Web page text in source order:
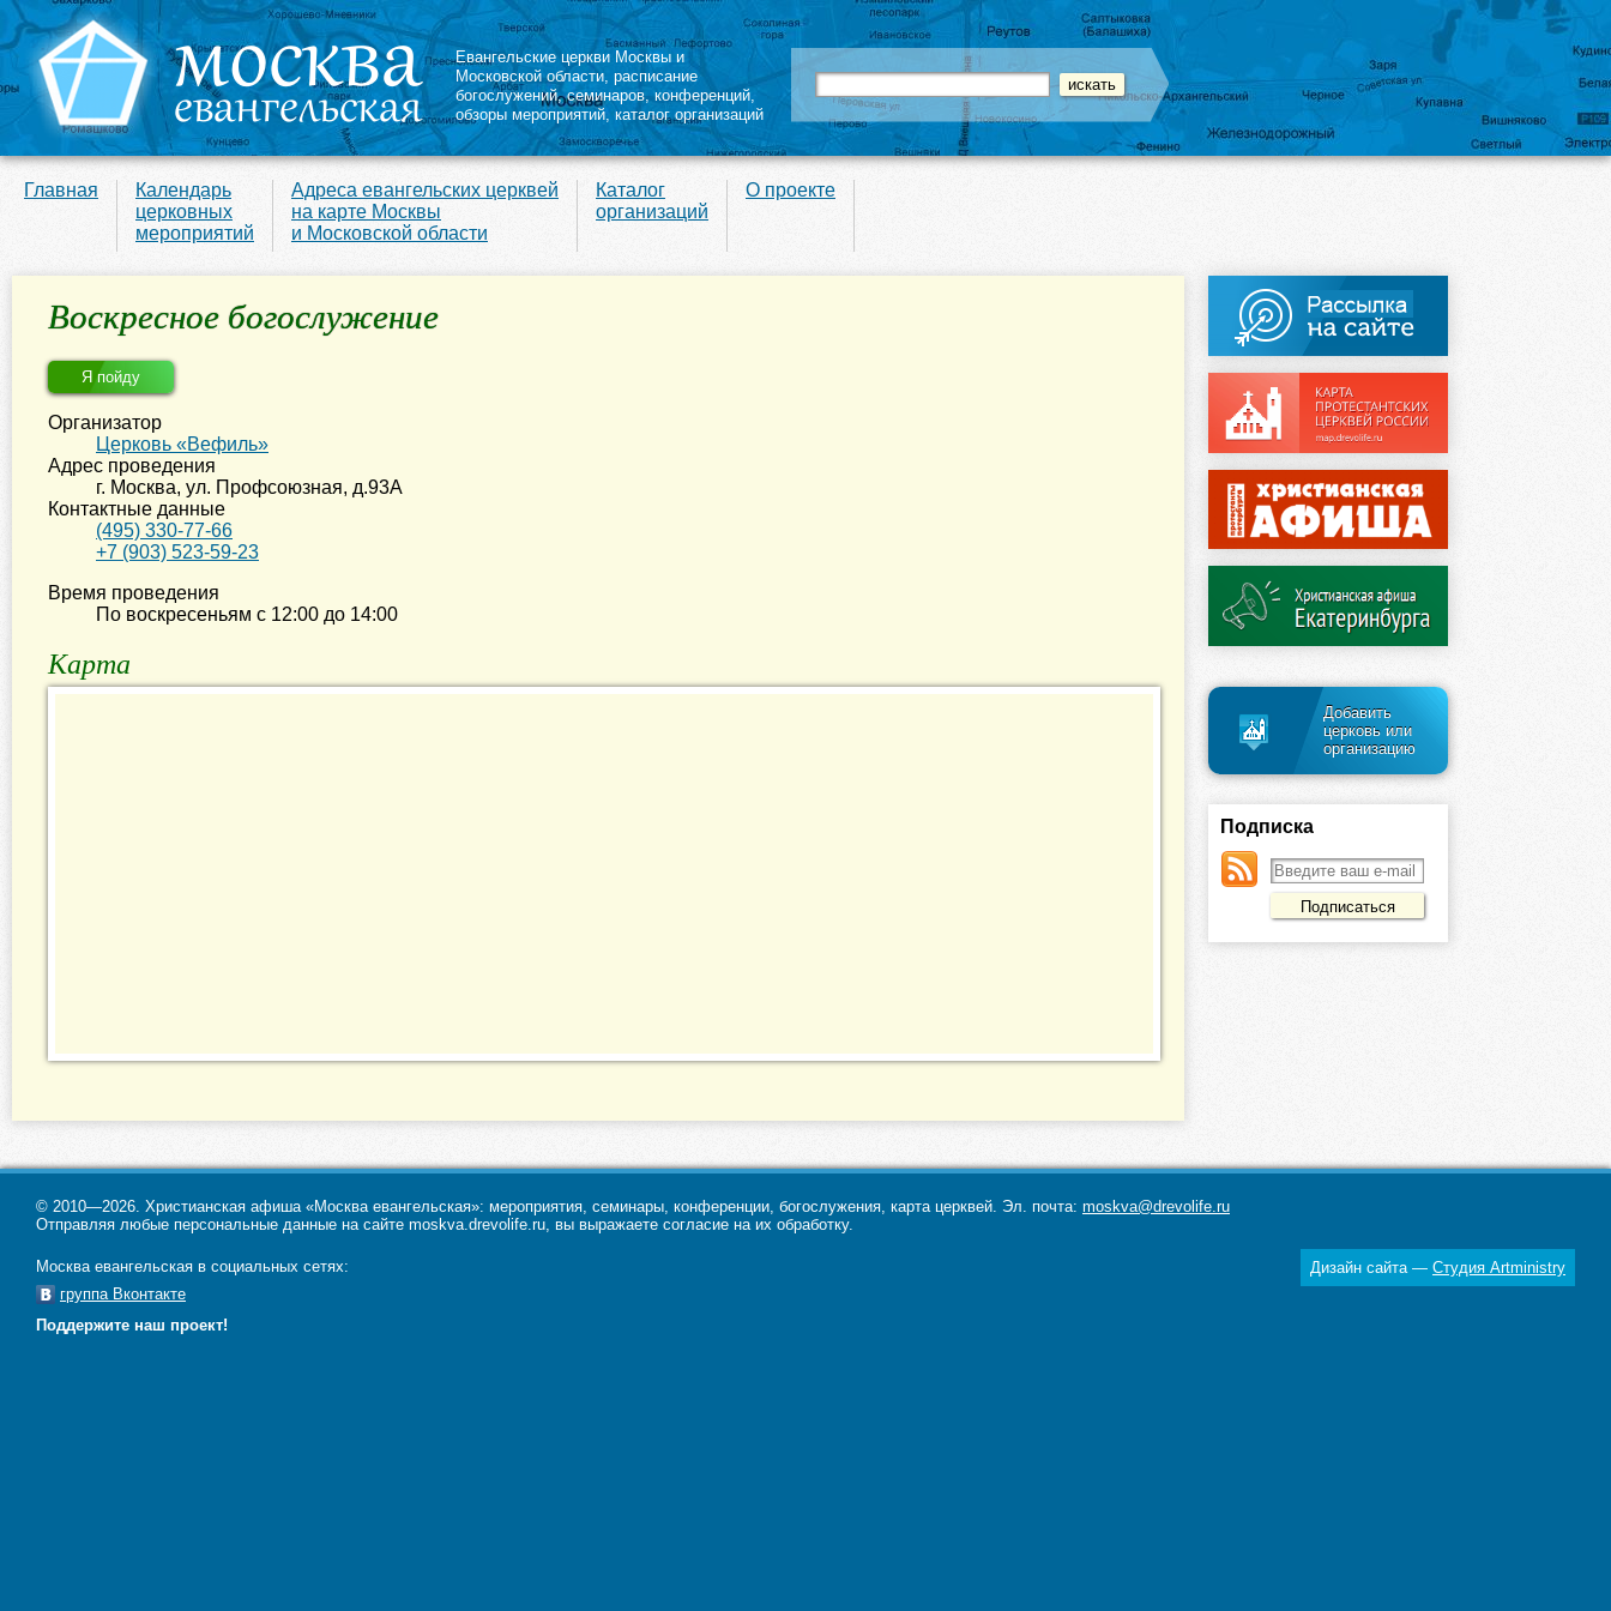
Евангельские церкви Москвы и
Московской области, расписание
богослужений,семинаров,конференций,
обзоры мероприятий, каталог организаций
Главная
Календарь
церковных
мероприятий
Адреса евангельских церквей
на карте Москвы
и Московской области
Каталог
организаций
О проекте
Воскресное богослужение
Я пойду
Организатор
Церковь «Вефиль»
Адрес проведения
г. Москва, ул. Профсоюзная, д.93А
Контактные данные
(495) 330-77-66
+7 (903) 523-59-23
Время проведения
По воскресеньям с 12:00 до 14:00
Карта
Добавить
церковь или
организацию
Подписка
© 2010—2026. Христианская афиша «Москва евангельская»: мероприятия, семинары, конференции, богослужения, карта церквей. Эл. почта: moskva@drevolife.ru
Отправляя любые персональные данные на сайте moskva.drevolife.ru, вы выражаете согласие на их обработку.
Москва евангельская в социальных сетях:
группа Вконтакте
Дизайн сайта — Студия Artministry
Поддержите наш проект!